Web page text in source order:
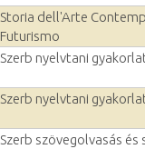
Storia dell'Arte
Futurismo
Szerb nyelvtani
Szerb nyelvtani
Szerb szövegolvasás